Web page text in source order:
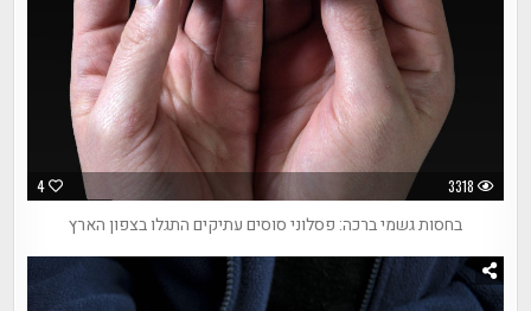
4 3318
בחסות גשמי ברכה: פסלוני סוסים עתיקים התגלו בצפון הארץ